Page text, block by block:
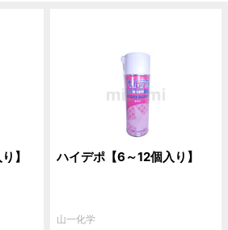
】 ハイデポ【6～12個入り】
山一化学